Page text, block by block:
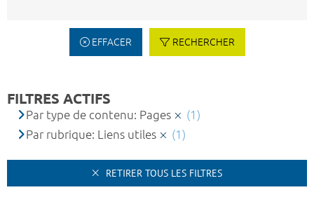
EFFACER RECHERCHER
FILTRES ACTIFS
Par type de contenu: Pages
(1)
Par rubrique: Liens utiles
(1)
RETIRER TOUS LES FILTRES